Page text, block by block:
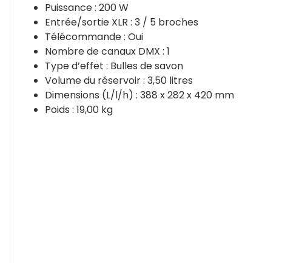
Puissance : 200 W
Entrée/sortie XLR : 3 / 5 broches
Télécommande : Oui
Nombre de canaux DMX : 1
Type d’effet : Bulles de savon
Volume du réservoir : 3,50 litres
Dimensions (L/l/h) : 388 x 282 x 420 mm
Poids : 19,00 kg